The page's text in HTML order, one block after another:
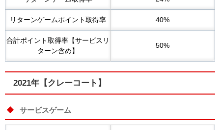
リターンゲームポイント取得率 40%
合計ポイント取得率【サービスリ
ターン含め】
50%
2021年【クレーコート】
サービスゲーム